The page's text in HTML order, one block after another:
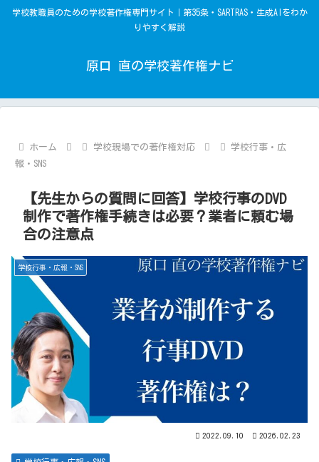
学校教職員のための学校著作権専門サイト｜第35条・SARTRAS・生成AIをわか
りやすく解説
原口 直の学校著作権ナビ
ホーム 学校現場での著作権対応
学校行事・広
報・SNS
【先生からの質問に回答】学校行事のDVD
制作で著作権手続きは必要？業者に頼む場
合の注意点
学校行事・広報・SNS
2022.09.10 2026.02.23